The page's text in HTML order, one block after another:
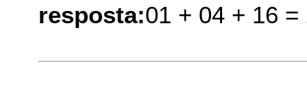
resposta:01 + 04 + 16 =